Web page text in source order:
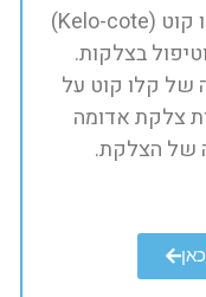
נוסחת הסיליקון הייחודית של קלו קוט (Kelo-cote)
בצלקות.
של קלו קוט על
צלקת אדומה
של הצלקת.​